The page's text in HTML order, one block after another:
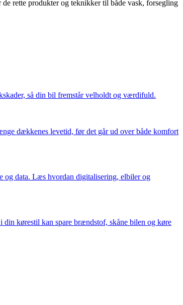
rette produkter og teknikker til både vask, forsegling
så din bil fremstår velholdt og værdifuld.
dækkenes levetid, før det går ud over både komfort
og data. Læs hvordan digitalisering, elbiler og
kørestil kan spare brændstof, skåne bilen og køre